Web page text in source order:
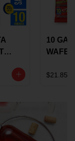
10
GRS
$21.850